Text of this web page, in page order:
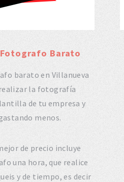
Barato
barato en Villanueva
la fotografía
de tu empresa y
menos.
de precio incluye
una hora, que realice
y de tiempo, es decir